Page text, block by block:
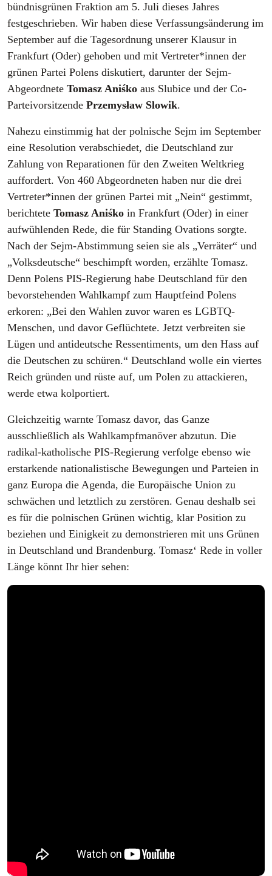
bündnisgrünen Fraktion am 5. Juli dieses Jahres
festgeschrieben. Wir haben diese Verfassungsänderung im
September auf die Tagesordnung unserer Klausur in
Frankfurt (Oder) gehoben und mit Vertreter*innen der
grünen Partei Polens diskutiert, darunter der Sejm-
Abgeordnete Tomasz Aniśko aus Slubice und der Co-
Parteivorsitzende Przemysław Slowik.
Nahezu einstimmig hat der polnische Sejm im September
eine Resolution verabschiedet, die Deutschland zur
Zahlung von Reparationen für den Zweiten Weltkrieg
auffordert. Von 460 Abgeordneten haben nur die drei
Vertreter*innen der grünen Partei mit „Nein“ gestimmt,
berichtete Tomasz Aniśko in Frankfurt (Oder) in einer
aufwühlenden Rede, die für Standing Ovations sorgte.
Nach der Sejm-Abstimmung seien sie als „Verräter“ und
„Volksdeutsche“ beschimpft worden, erzählte Tomasz.
Denn Polens PIS-Regierung habe Deutschland für den
bevorstehenden Wahlkampf zum Hauptfeind Polens
erkoren: „Bei den Wahlen zuvor waren es LGBTQ-
Menschen, und davor Geflüchtete. Jetzt verbreiten sie
Lügen und antideutsche Ressentiments, um den Hass auf
die Deutschen zu schüren.“ Deutschland wolle ein viertes
Reich gründen und rüste auf, um Polen zu attackieren,
werde etwa kolportiert.
Gleichzeitig warnte Tomasz davor, das Ganze
ausschließlich als Wahlkampfmanöver abzutun. Die
radikal-katholische PIS-Regierung verfolge ebenso wie
erstarkende nationalistische Bewegungen und Parteien in
ganz Europa die Agenda, die Europäische Union zu
schwächen und letztlich zu zerstören. Genau deshalb sei
es für die polnischen Grünen wichtig, klar Position zu
beziehen und Einigkeit zu demonstrieren mit uns Grünen
in Deutschland und Brandenburg. Tomasz‘ Rede in voller
Länge könnt Ihr hier sehen: